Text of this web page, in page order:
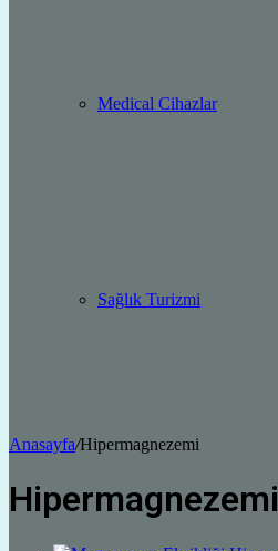
Medical Cihazlar
Sağlık Turizmi
Anasayfa/Hipermagnezemi
Hipermagnezemi